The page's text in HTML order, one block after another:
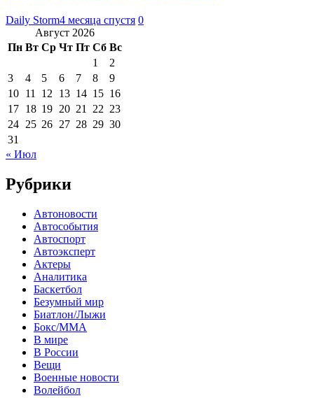
Daily Storm4 месяца спустя 0
Август 2026
Пн Вт Ср Чт Пт Сб Вс
1
2
3
4 5 6 7 8
9
10 11 12 13 14 15 16
17 18 19 20 21 22 23
24 25 26 27 28 29 30
31
« Июл
Рубрики
Автоновости
Автособытия
Автоспорт
Автоэксперт
Актеры
Аналитика
Баскетбол
Безумный мир
Биатлон/Лыжи
Бокс/MMA
В мире
В России
Вещи
Военные новости
Волейбол